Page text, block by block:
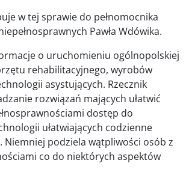
w tej sprawie do pełnomocnika
Pawła Wdówika.
o uruchomieniu ogólnopolskiej
rehabilitacyjnego, wyrobów
asystujących. Rzecznik
rozwiązań mających ułatwić
dostęp do
ułatwiających codzienne
Niemniej podziela wątpliwości osób z
co do niektórych aspektów